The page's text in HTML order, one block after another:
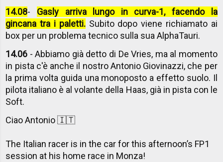
14.08- Gasly arriva lungo in curva-1, facendo la
gincana tra i paletti.Subito dopo viene richiamato ai
box per un problema tecnico sulla sua AlphaTauri.
14.06 - Abbiamo già detto di De Vries, ma al momento
in pista c'è anche il nostro Antonio Giovinazzi, che per
la prima volta guida una monoposto a effetto suolo. Il
pilota italiano è al volante della Haas, già in pista con le
Soft.
Ciao Antonio 🇮🇹
The Italian racer is in the car for this afternoon’s FP1
session at his home race in Monza!